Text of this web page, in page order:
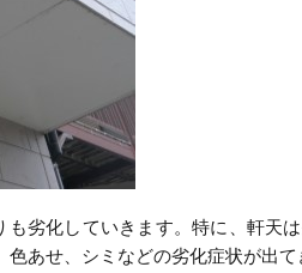
劣化していきます。特に、軒天
あせ、シミなどの劣化症状が出て